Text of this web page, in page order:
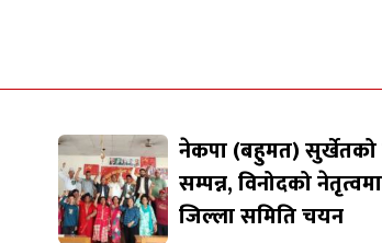
नेकपा (बहुमत)
सम्पन्न, विनोदको
जिल्ला समिति चयन